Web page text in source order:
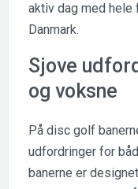
aktiv dag med
Danmark.
Sjove
og voksne
På disc golf
udfordringer for
banerne er